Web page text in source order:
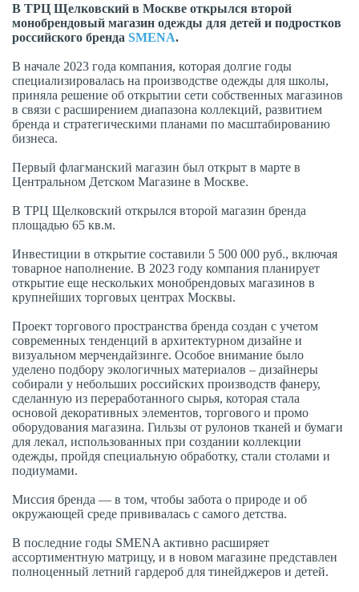
В ТРЦ Щелковский в Москве открылся второй
монобрендовый магазин одежды для детей и подростков
российского бренда SMENA.
В начале 2023 года компания, которая долгие годы
специализировалась на производстве одежды для школы,
приняла решение об открытии сети собственных магазинов
в связи с расширением диапазона коллекций, развитием
бренда и стратегическими планами по масштабированию
бизнеса.
Первый флагманский магазин был открыт в марте в
Центральном Детском Магазине в Москве.
В ТРЦ Щелковский открылся второй магазин бренда
площадью 65 кв.м.
Инвестиции в открытие составили 5 500 000 руб., включая
товарное наполнение. В 2023 году компания планирует
открытие еще нескольких монобрендовых магазинов в
крупнейших торговых центрах Москвы.
Проект торгового пространства бренда создан с учетом
современных тенденций в архитектурном дизайне и
визуальном мерчендайзинге. Особое внимание было
уделено подбору экологичных материалов – дизайнеры
собирали у небольших российских производств фанеру,
сделанную из переработанного сырья, которая стала
основой декоративных элементов, торгового и промо
оборудования магазина. Гильзы от рулонов тканей и бумаги
для лекал, использованных при создании коллекции
одежды, пройдя специальную обработку, стали столами и
подиумами.
Миссия бренда — в том, чтобы забота о природе и об
окружающей среде прививалась с самого детства.
В последние годы SMENA активно расширяет
ассортиментную матрицу, и в новом магазине представлен
полноценный летний гардероб для тинейджеров и детей.